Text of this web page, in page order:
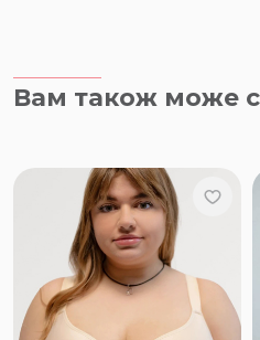
Вам також може